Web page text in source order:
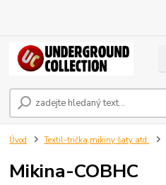
Úvod Textil-trička,mikiny šaty atd.
Mikina-COBHC